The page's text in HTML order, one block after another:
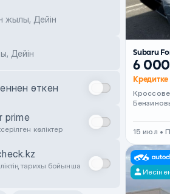
жылы, Дейін
Дейін
өткен
prime
көліктер
тарихы бойынша
Subaru
6
Кредитке
15 июл •